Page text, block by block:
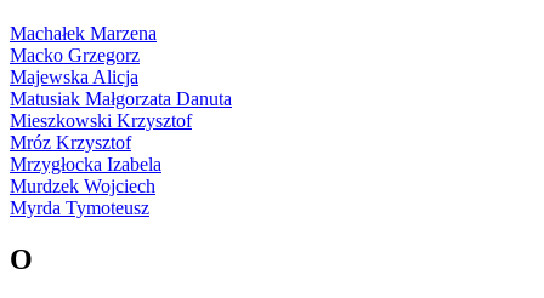
Machałek Marzena
Macko Grzegorz
Majewska Alicja
Matusiak Małgorzata Danuta
Mieszkowski Krzysztof
Mróz Krzysztof
Mrzygłocka Izabela
Murdzek Wojciech
Myrda Tymoteusz
O